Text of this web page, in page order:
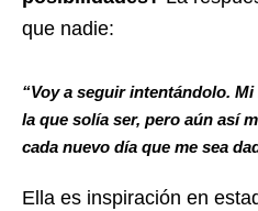
que nadie:
“Voy a seguir intentándolo.
la que solía ser, pero aún así
cada nuevo día que me sea
Ella es inspiración en